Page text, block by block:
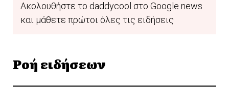
Ακολουθήστε το daddycool στο Google news
και μάθετε πρώτοι όλες τις ειδήσεις
Ροή ειδήσεων